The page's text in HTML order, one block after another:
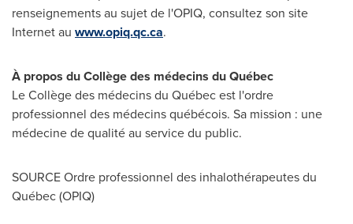
renseignements au sujet de l'OPIQ, consultez son site
Internet au www.opiq.qc.ca.
À propos du Collège des médecins du Québec
Le Collège des médecins du Québec est l'ordre
professionnel des médecins québécois. Sa mission : une
médecine de qualité au service du public.
SOURCE Ordre professionnel des inhalothérapeutes du
Québec (OPIQ)